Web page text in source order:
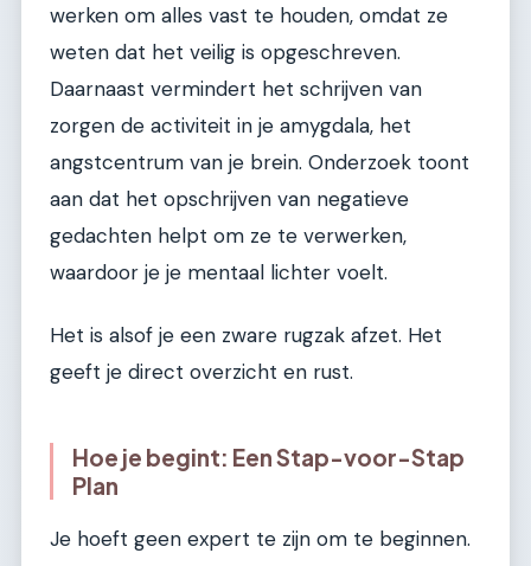
werken om alles vast te houden, omdat ze
weten dat het veilig is opgeschreven.
Daarnaast vermindert het schrijven van
zorgen de activiteit in je amygdala, het
angstcentrum van je brein. Onderzoek toont
aan dat het opschrijven van negatieve
gedachten helpt om ze te verwerken,
waardoor je je mentaal lichter voelt.
Het is alsof je een zware rugzak afzet. Het
geeft je direct overzicht en rust.
Hoe je begint: Een Stap-voor-Stap
Plan
Je hoeft geen expert te zijn om te beginnen.